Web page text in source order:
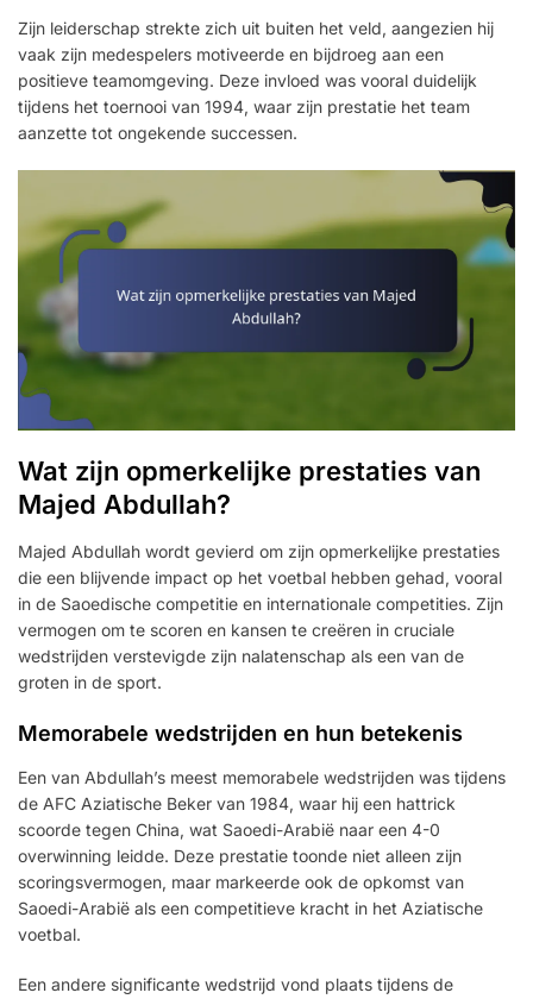
Zijn leiderschap strekte zich uit buiten het veld, aangezien hij
vaak zijn medespelers motiveerde en bijdroeg aan een
positieve teamomgeving. Deze invloed was vooral duidelijk
tijdens het toernooi van 1994, waar zijn prestatie het team
aanzette tot ongekende successen.
Wat zijn opmerkelijke prestaties van
Majed Abdullah?
Majed Abdullah wordt gevierd om zijn opmerkelijke prestaties
die een blijvende impact op het voetbal hebben gehad, vooral
in de Saoedische competitie en internationale competities. Zijn
vermogen om te scoren en kansen te creëren in cruciale
wedstrijden verstevigde zijn nalatenschap als een van de
groten in de sport.
Memorabele wedstrijden en hun betekenis
Een van Abdullah’s meest memorabele wedstrijden was tijdens
de AFC Aziatische Beker van 1984, waar hij een hattrick
scoorde tegen China, wat Saoedi-Arabië naar een 4-0
overwinning leidde. Deze prestatie toonde niet alleen zijn
scoringsvermogen, maar markeerde ook de opkomst van
Saoedi-Arabië als een competitieve kracht in het Aziatische
voetbal.
Een andere significante wedstrijd vond plaats tijdens de